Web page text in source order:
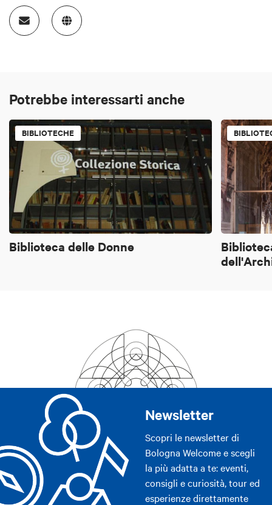
Potrebbe interessarti anche
BIBLIOTECHE
Biblioteca delle Donne
Newsletter
Scopri le newsletter di
Bologna Welcome e scegli
la più adatta a te: eventi,
consigli e curiosità, tour ed
esperienze direttamente